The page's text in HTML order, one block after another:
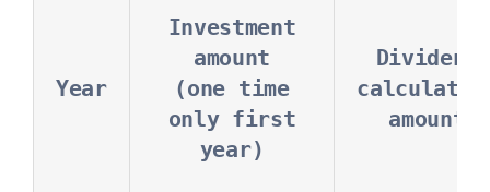
Year
Investment
amount
(one time
only first
year)
Dividend
amount